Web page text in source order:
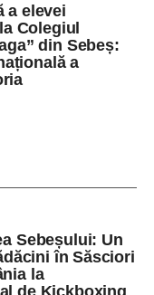
Sebeș: „Armonia
cu reprezentanții
Municipal:
urmată de un
Pielarul:
, ediția I (Under 9 și
a elevei
Colegiul
din Sebeș:
a
Sebeșului: Un
în Săsciori
la
de Kickboxing